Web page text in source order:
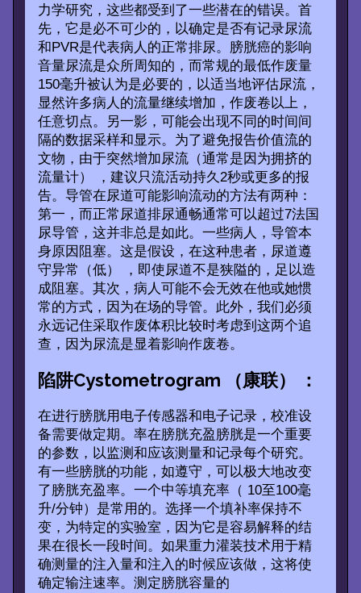
力学研究，这些都受到了一些潜在的错误。首
先，它是必不可少的，以确定是否有记录尿流
和PVR是代表病人的正常排尿。膀胱癌的影响
音量尿流是众所周知的，而常规的最低作废量
150毫升被认为是必要的，以适当地评估尿流，
显然许多病人的流量继续增加，作废卷以上，
任意切点。另一影，可能会出现不同的时间间
隔的数据采样和显示。为了避免报告价值流的
文物，由于突然增加尿流（通常是因为拥挤的
流量计） ，建议只流活动持久2秒或更多的报
告。导管在尿道可能影响流动的方法有两种：
第一，而正常尿道排尿通畅通常可以超过7法国
尿导管，这并非总是如此。一些病人，导管本
身原因阻塞。这是假设，在这种患者，尿道遵
守异常（低） ，即使尿道不是狭隘的，足以造
成阻塞。其次，病人可能不会无效在他或她惯
常的方式，因为在场的导管。此外，我们必须
永远记住采取作废体积比较时考虑到这两个追
查，因为尿流是显着影响作废卷。
陷阱Cystometrogram （康联） ：
在进行膀胱用电子传感器和电子记录，校准设
备需要做定期。率在膀胱充盈膀胱是一个重要
的参数，以监测和应该测量和记录每个研究。
有一些膀胱的功能，如遵守，可以极大地改变
了膀胱充盈率。一个中等填充率（ 10至100毫
升/分钟）是常用的。选择一个填补率保持不
变，为特定的实验室，因为它是容易解释的结
果在很长一段时间。如果重力灌装技术用于精
确测量的注入量和注入的时候应该做，这将使
确定输注速率。测定膀胱容量的